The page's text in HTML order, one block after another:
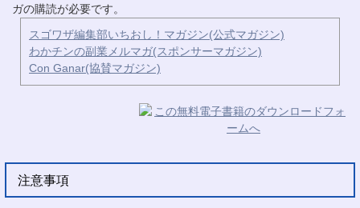
ガの購読が必要です。
スゴワザ編集部いちおし！マガジン(公式マガジン)
わかチンの副業メルマガ(スポンサーマガジン)
Con Ganar(協賛マガジン)
注意事項